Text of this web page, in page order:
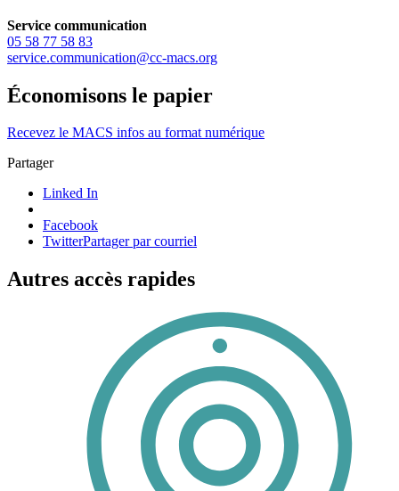
Service communication
05 58 77 58 83
service.communication@cc-macs.org
Économisons le papier
Recevez le MACS infos au format numérique
Partager
Linked In
Facebook
TwitterPartager par courriel
Autres accès rapides